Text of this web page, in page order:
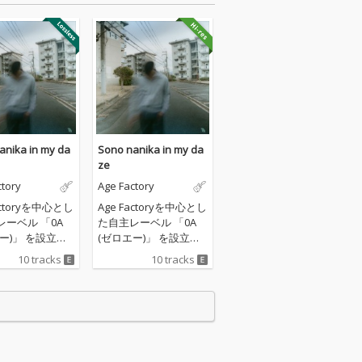
in my da
を中心とし
ーベル 「0A
)」 を設立
アルバムリリ
る。 フィーチ
10 tracks
Sono nanika in my da
ze
Age Factory
Age Factoryを中心とし
た自主レーベル 「0A
(ゼロエー)」 を設立
し、初のアルバムリリ
ースとなる。 フィーチ
10 tracks